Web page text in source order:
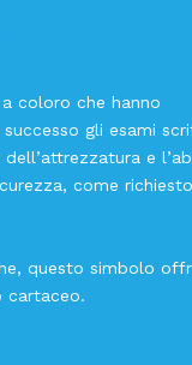
coloro che hanno
gli esami
e
come
questo simbolo
cartaceo.